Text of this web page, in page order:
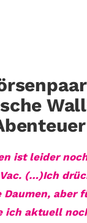
ist leider
(…)Ich
Daumen, aber
ich aktuell